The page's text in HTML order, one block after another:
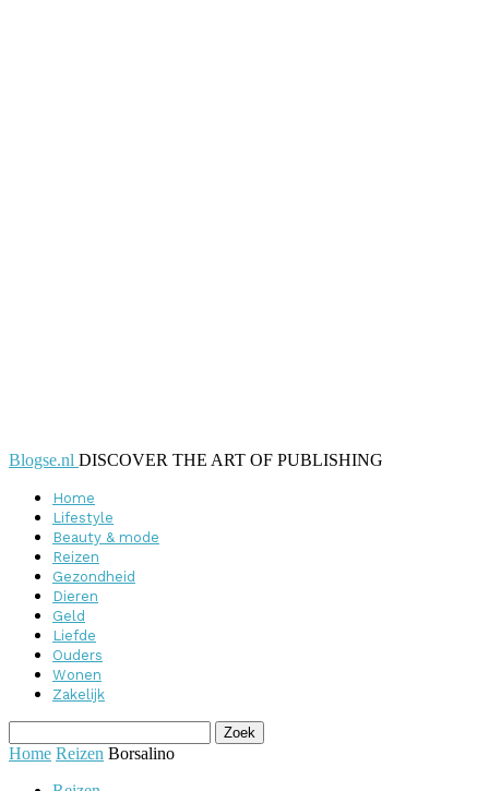
Blogse.nl DISCOVER THE ART OF PUBLISHING
Home
Lifestyle
Beauty & mode
Reizen
Gezondheid
Dieren
Geld
Liefde
Ouders
Wonen
Zakelijk
Home Reizen Borsalino